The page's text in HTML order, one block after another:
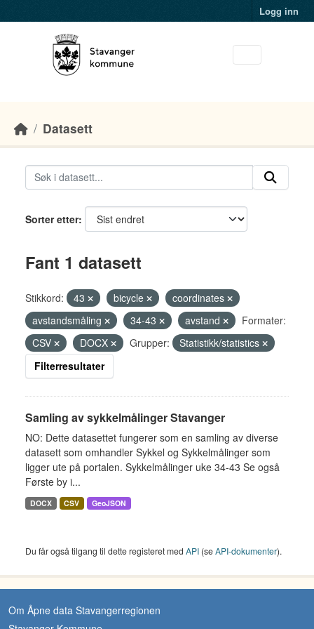
Logg inn
Datasett
Sorter etter
Fant 1 datasett
Stikkord: 43 bicycle
coordinates
avstandsmåling
34-43 avstand
Formater:
CSV
DOCX Grupper:
Statistikk/statistics
Filterresultater
Samling av sykkelmålinger Stavanger
NO: Dette datasettet fungerer som en samling av diverse
datasett som omhandler Sykkel og Sykkelmålinger som
ligger ute på portalen. Sykkelmålinger uke 34-43 Se også
Første by i...
DOCX CSV GeoJSON
Du får også tilgang til dette registeret med API (seAPI-dokumenter).
Om Åpne data Stavangerregionen